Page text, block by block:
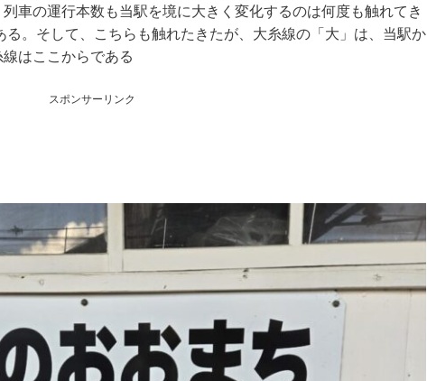
車の運行本数も当駅を境に大きく変化するのは何度も触れてき
。そして、こちらも触れたきたが、大糸線の「大」は、当駅か
はここからである
スポンサーリンク